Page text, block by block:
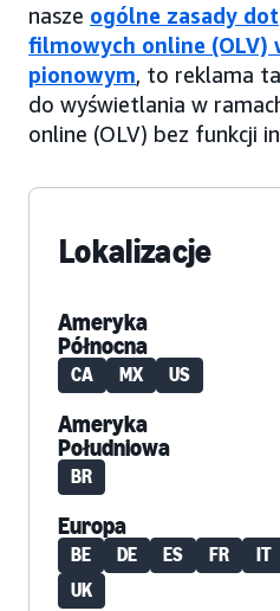
nasze ogólne zasady
filmowych online (OLV)
pionowym, to reklama
do wyświetlania w
online (OLV) bez funkcji
Lokalizacje
Ameryka
Północna
CA MX US
Ameryka
Południowa
BR
Europa
BE DE ES FR IT
UK